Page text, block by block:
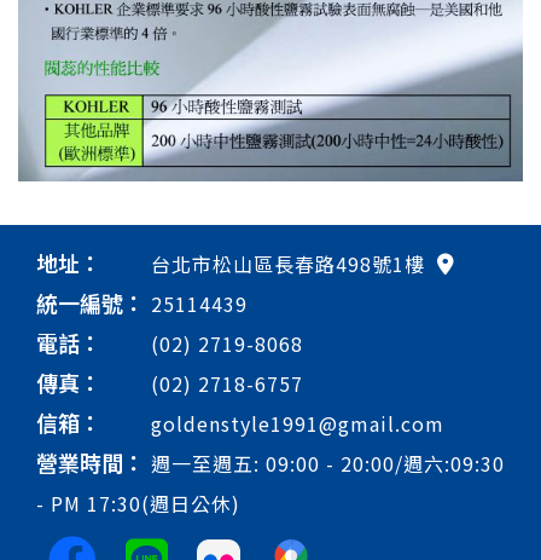
地址： 台北市松山區長春路498號1樓
統一編號： 25114439
電話： (02) 2719-8068
傳真： (02) 2718-6757
信箱： goldenstyle1991@gmail.com
營業時間： 週一至週五: 09:00 - 20:00/週六:09:30
- PM 17:30(週日公休)